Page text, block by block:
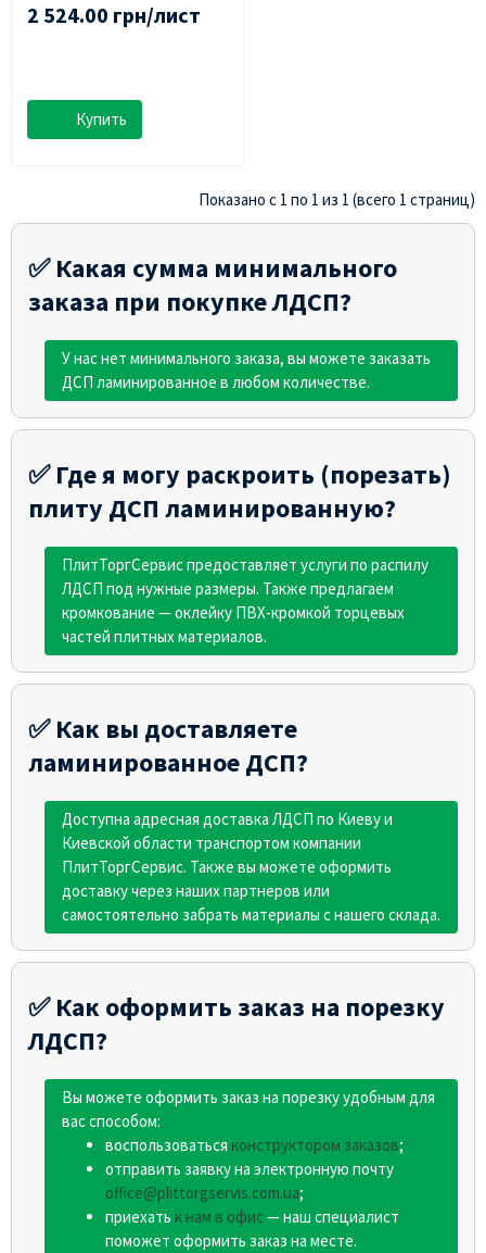
2 524.00 грн/лист
Купить
Показано с 1 по 1 из 1 (всего 1 страниц)
✅ Какая сумма минимального
заказа при покупке ЛДСП?
У нас нет минимального заказа, вы можете заказать
ДСП ламинированное в любом количестве.
✅ Где я могу раскроить (порезать)
плиту ДСП ламинированную?
ПлитТоргСервис предоставляет услуги по распилу
ЛДСП под нужные размеры. Также предлагаем
кромкование — оклейку ПВХ-кромкой торцевых
частей плитных материалов.
✅ Как вы доставляете
ламинированное ДСП?
Доступна адресная доставка ЛДСП по Киеву и
Киевской области транспортом компании
ПлитТоргСервис. Также вы можете оформить
доставку через наших партнеров или
самостоятельно забрать материалы с нашего склада.
✅ Как оформить заказ на порезку
ЛДСП?
Вы можете оформить заказ на порезку удобным для
вас способом:
воспользоваться конструктором заказов;
отправить заявку на электронную почту
office@plittorgservis.com.ua;
приехать к нам в офис — наш специалист
поможет оформить заказ на месте.